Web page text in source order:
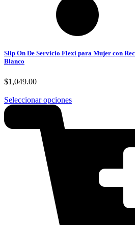
Slip On De Servicio Flexi para Mujer con
Blanco
$1,049.00
Seleccionar opciones